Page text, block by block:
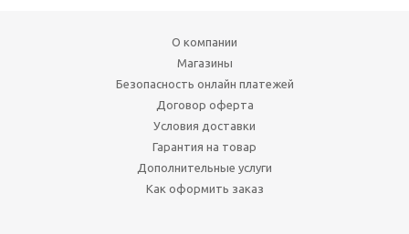
О компании
Магазины
Безопасность онлайн платежей
Договор оферта
Условия доставки
Гарантия на товар
Дополнительные услуги
Как оформить заказ